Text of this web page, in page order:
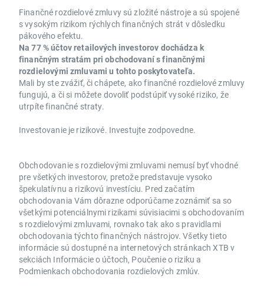
Finančné rozdielové zmluvy sú zložité nástroje a sú spojené
s vysokým rizikom rýchlych finančných strát v dôsledku
pákového efektu.
Na 77 % účtov retailových investorov dochádza k
finančným stratám pri obchodovaní s finančnými
rozdielovými zmluvami u tohto poskytovateľa.
Mali by ste zvážiť, či chápete, ako finančné rozdielové zmluvy
fungujú, a či si môžete dovoliť podstúpiť vysoké riziko, že
utrpíte finančné straty.
Investovanie je rizikové. Investujte zodpovedne.
Obchodovanie s rozdielovými zmluvami nemusí byť vhodné
pre všetkých investorov, pretože predstavuje vysoko
špekulatívnu a rizikovú investíciu. Pred začatím
obchodovania Vám dôrazne odporúčame zoznámiť sa so
všetkými potenciálnymi rizikami súvisiacimi s obchodovaním
s rozdielovými zmluvami, rovnako tak ako s pravidlami
obchodovania týchto finančných nástrojov. Všetky tieto
informácie sú dostupné na internetových stránkach XTB v
sekciách Informácie o účtoch, Poučenie o riziku a
Podmienkach obchodovania rozdielových zmlúv.